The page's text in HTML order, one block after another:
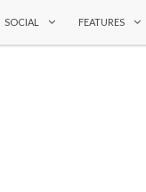
SOCIAL FEATURES